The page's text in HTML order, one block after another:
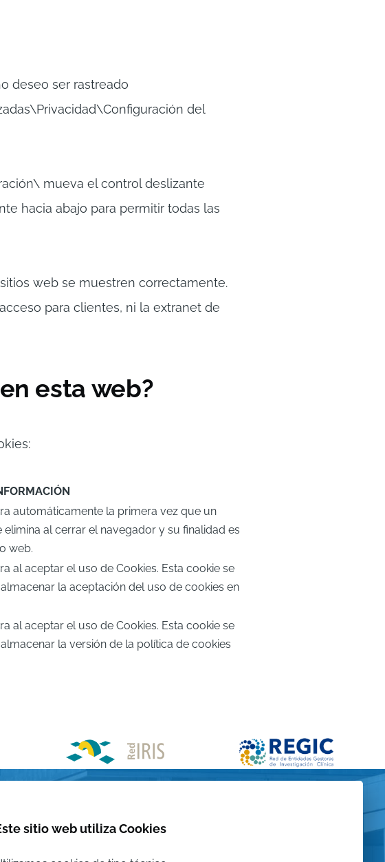
deseo ser rastreado
del
mueva el control deslizante
hacia abajo para permitir todas las
web se muestren correctamente.
para clientes, ni la extranet de
esta web?
automáticamente la primera vez que un
al cerrar el navegador y su finalidad es
web.
al aceptar el uso de Cookies. Esta cookie se
la aceptación del uso de cookies en
al aceptar el uso de Cookies. Esta cookie se
la versión de la política de cookies
sitio web utiliza Cookies